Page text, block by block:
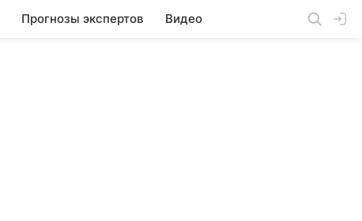
Прогнозы экспертов Видео